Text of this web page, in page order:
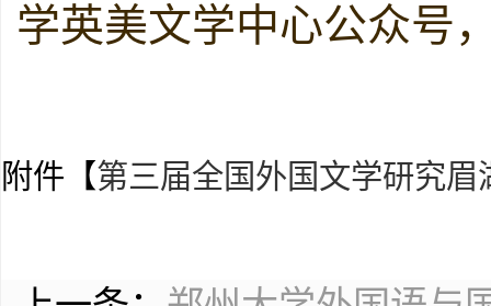
学英美文学中心公众号
附件【第三届全国外国文学研究眉